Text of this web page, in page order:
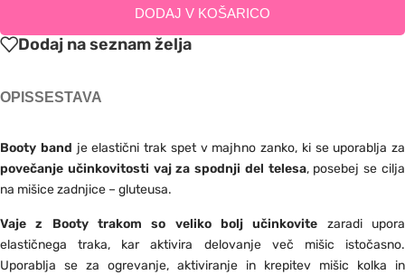
DODAJ V KOŠARICO
Dodaj na seznam želja
OPISSESTAVA
Booty band je elastični trak spet v majhno zanko, ki se uporablja za
povečanje učinkovitosti vaj za spodnji del telesa, posebej se cilja
na mišice zadnjice – gluteusa.
Vaje z Booty trakom so veliko bolj učinkovite zaradi upora
elastičnega traka, kar aktivira delovanje več mišic istočasno.
Uporablja se za ogrevanje, aktiviranje in krepitev mišic kolka in